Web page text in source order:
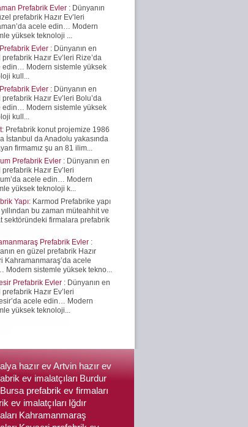
Prefabrik Evler : Dünyanın
prefabrik Hazır Ev’leri
acele edin… Modern
yüksek teknoloji ...
Evler : Dünyanın en
Hazır Ev’leri Rize’da
edin… Modern sistemle yüksek
kull...
Evler : Dünyanın en
Hazır Ev’leri Bolu’da
edin… Modern sistemle yüksek
kull...
: Prefabrik konut projemize 1986
İstanbul da Anadolu yakasında
firmamız şu an 81 ilim...
Prefabrik Evler : Dünyanın en
Hazır Ev’leri
acele edin… Modern
yüksek teknoloji k...
Yapı: Karmod Prefabrike yapı
bu zaman müteahhit ve
sektöründeki firmalara prefabrik
Prefabrik Evler :
en güzel prefabrik Hazır
Kahramanmaraş’da acele
Modern sistemle yüksek tekno...
Prefabrik Evler : Dünyanın en
Hazır Ev’leri
acele edin… Modern
yüksek teknoloji...
hazır evArtvin hazır ev
ev imalatçıları Burdur
Bursa prefabrik ev firmaları
ev imalatçıları Iğdır
Kahramanmaraş